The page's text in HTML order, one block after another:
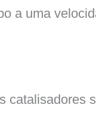
a uma
catalisadores